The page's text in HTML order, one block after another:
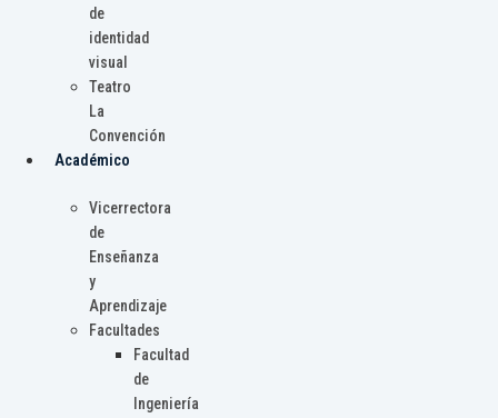
de
identidad
visual
Teatro
La
Convención
Académico
Vicerrectora
de
Enseñanza
y
Aprendizaje
Facultades
Facultad
de
Ingeniería